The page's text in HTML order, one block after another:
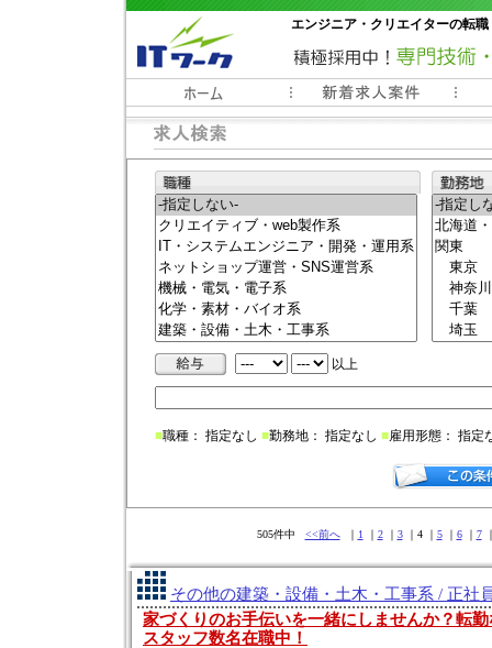
エンジニア・クリエイターの転
常時3000件以上の求人情報掲載中
以上
■職種： 指定なし ■勤務地： 指定なし ■雇用形態： 指定
505件中 <<前へ｜ 1 ｜ 2｜ 3｜4 ｜ 5｜ 6｜ 7
その他の建築・設備・土木・工事系 / 正社
家づくりのお手伝いを一緒にしませんか？転
スタッフ数名在職中！